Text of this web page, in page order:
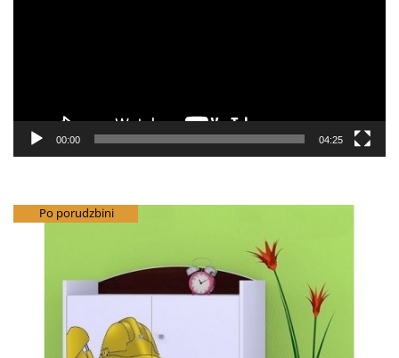
00:00 04:25
besplatna dostava
Po porudzbini